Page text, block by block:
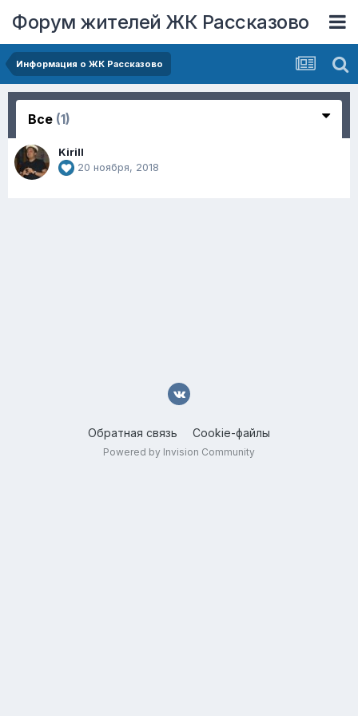
Форум жителей ЖК Рассказово
Информация о ЖК Рассказово
Все (1)
Kirill
20 ноября, 2018
Обратная связь Cookie-файлы
Powered by Invision Community